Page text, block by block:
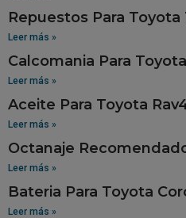
Repuestos Para Toyota
Leer más »
Calcomania Para
Leer más »
Aceite Para Toyota
Leer más »
Octanaje
Leer más »
Bateria Para Toyota
Leer más »